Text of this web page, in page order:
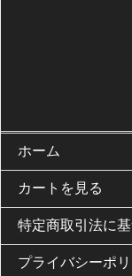
ホーム
カートを見る
特定商取引法に
プライバシーポ